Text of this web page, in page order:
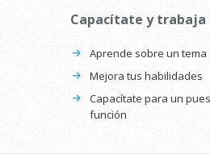
Capacítate y trabaja
Aprende sobre un tema
Mejora tus habilidades
Capacítate para un
función